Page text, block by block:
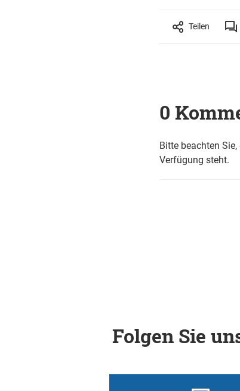
Teilen
0
Bitte beachten
Verfügung steht.
Folgen Sie